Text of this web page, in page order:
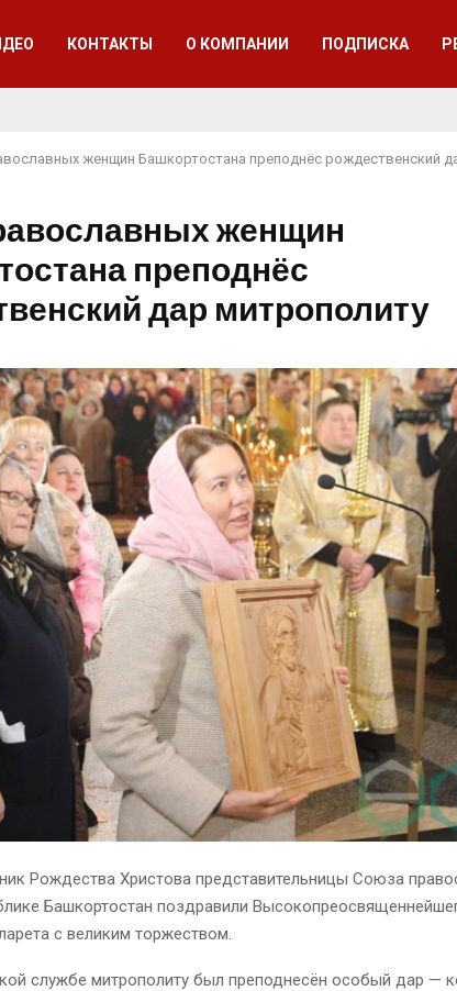
КОНТАКТЫ О КОМПАНИИ ПОДПИСКА
женщин Башкортостана преподнёс рождественский
женщин
преподнёс
дар митрополиту
Рождества Христова представительницы Союза
Башкортостан поздравили
с великим торжеством.
службе митрополиту был преподнесён особый дар —